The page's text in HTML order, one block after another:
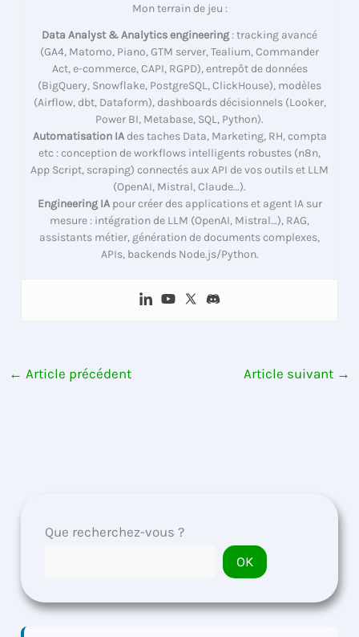
Mon terrain de jeu :
Data Analyst & Analytics engineering : tracking avancé
(GA4, Matomo, Piano, GTM server, Tealium, Commander
Act, e-commerce, CAPI, RGPD), entrepôt de données
(BigQuery, Snowflake, PostgreSQL, ClickHouse), modèles
(Airflow, dbt, Dataform), dashboards décisionnels (Looker,
Power BI, Metabase, SQL, Python).
Automatisation IAdes taches Data, Marketing, RH, compta
etc : conception de workflows intelligents robustes (n8n,
App Script, scraping) connectés aux API de vos outils et LLM
(OpenAI, Mistral, Claude…).
Engineering IApour créer des applications et agent IA sur
mesure : intégration de LLM (OpenAI, Mistral…), RAG,
assistants métier, génération de documents complexes,
APIs, backends Node.js/Python.
← Article précédent Article suivant →
Que recherchez-vous ?
OK